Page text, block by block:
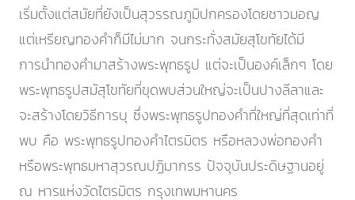
เริ่มตั้งแต่สมัยที่ยังเป็นสุวรรณภูมิปกครองโดยชาวมอญ
แต่เหรียญทองคำก็มีไม่มาก จนกระทั่งสมัยสุโขทัยได้มี
การนำทองคำมาสร้างพระพุทธรูป แต่จะเป็นองค์เล็กๆ โดย
พระพุทธรูปสมัสุโขทัยที่ขุดพบส่วนใหญ่จะเป็นปางลีลาและ
จะสร้างโดยวิธีการบุ ซึ่งพระพุทธรูปทองคำที่ใหญ่ที่สุดเท่าที่
พบ คือ พระพุทธรูปทองคำไตรมิตร หรือหลวงพ่อทองคำ
หรือพระพุทธมหาสุวรณปฏิมากรร ปัจจุบันประดิษฐานอยู่
ณ หารแห่งวัดไตรมิตร กรุงเทพมหานคร